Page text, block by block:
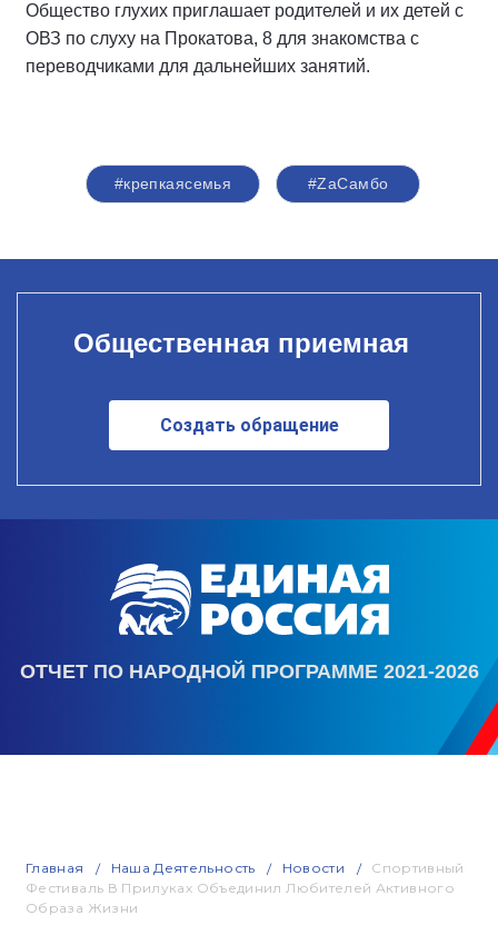
Общество глухих приглашает родителей и их детей с
ОВЗ по слуху на Прокатова, 8 для знакомства с
переводчиками для дальнейших занятий.
#крепкаясемья #ZаСамбо
Общественная приемная
Создать обращение
ОТЧЕТ ПО НАРОДНОЙ ПРОГРАММЕ 2021-2026
Главная Наша Деятельность Новости
Спортивный
Фестиваль В Прилуках Объединил Любителей Активного
Образа Жизни